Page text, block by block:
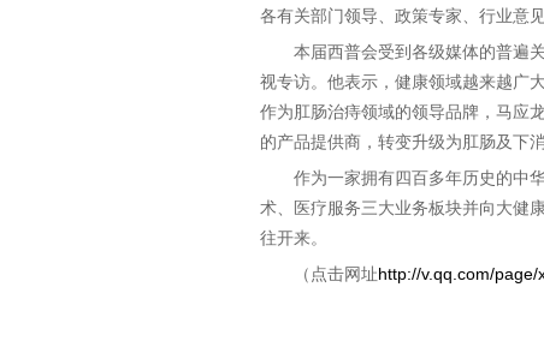
各有关部门领导、政策专家、行业意
本届西普会受到各级媒体的普遍
视专访。他表示，健康领域越来越广
作为肛肠治痔领域的领导品牌，马应
的产品提供商，转变升级为肛肠及下
作为一家拥有四百多年历史的中
术、医疗服务三大业务板块并向大健
往开来。
（点击网址http://v.qq.com/